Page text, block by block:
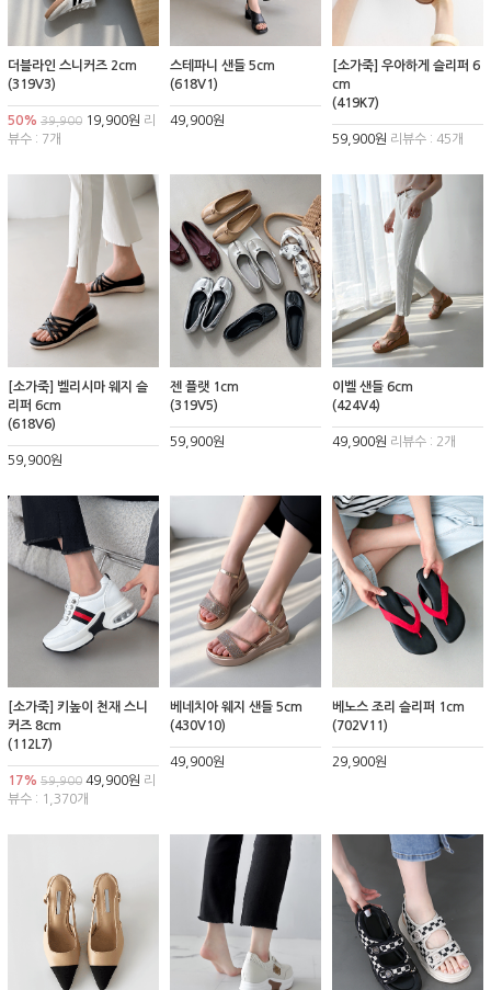
더블라인 스니커즈 2cm
(319V3)
50% 39,900 19,900원 리
뷰수 : 7개
스테파니 샌들 5cm
(618V1)
49,900원
[소가죽] 우아하게 슬리퍼 6
cm
(419K7)
59,900원 리뷰수 : 45개
[소가죽] 벨리시마 웨지 슬
리퍼 6cm
(618V6)
59,900원
젠 플랫 1cm
(319V5)
59,900원
이벨 샌들 6cm
(424V4)
49,900원 리뷰수 : 2개
[소가죽] 키높이 천재 스니
커즈 8cm
(112L7)
17% 59,900 49,900원 리
뷰수 : 1,370개
베네치아 웨지 샌들 5cm
(430V10)
49,900원
베노스 조리 슬리퍼 1cm
(702V11)
29,900원